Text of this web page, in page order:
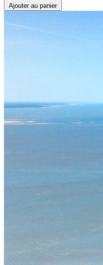
Ajouter au panier